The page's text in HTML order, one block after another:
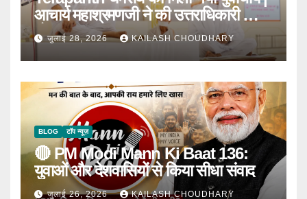
आचार्य महाश्रमणजी ने की उत्तराधिकारी की
घोषणा
जुलाई 28, 2026 KAILASH CHOUDHARY
BLOG टॉप न्यूज़
🔴 PM Modi Mann Ki Baat 136:
युवाओं और देशवासियों से किया सीधा संवाद
जुलाई 26, 2026 KAILASH CHOUDHARY